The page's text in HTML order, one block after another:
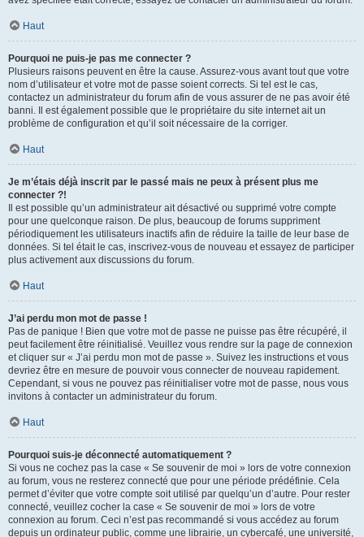
Haut
Pourquoi ne puis-je pas me connecter ?
Plusieurs raisons peuvent en être la cause. Assurez-vous avant tout que votre
nom d’utilisateur et votre mot de passe soient corrects. Si tel est le cas,
contactez un administrateur du forum afin de vous assurer de ne pas avoir été
banni. Il est également possible que le propriétaire du site internet ait un
problème de configuration et qu’il soit nécessaire de la corriger.
Haut
Je m’étais déjà inscrit par le passé mais ne peux à présent plus me
connecter ?!
Il est possible qu’un administrateur ait désactivé ou supprimé votre compte
pour une quelconque raison. De plus, beaucoup de forums suppriment
périodiquement les utilisateurs inactifs afin de réduire la taille de leur base de
données. Si tel était le cas, inscrivez-vous de nouveau et essayez de participer
plus activement aux discussions du forum.
Haut
J’ai perdu mon mot de passe !
Pas de panique ! Bien que votre mot de passe ne puisse pas être récupéré, il
peut facilement être réinitialisé. Veuillez vous rendre sur la page de connexion
et cliquer sur « J’ai perdu mon mot de passe ». Suivez les instructions et vous
devriez être en mesure de pouvoir vous connecter de nouveau rapidement.
Cependant, si vous ne pouvez pas réinitialiser votre mot de passe, nous vous
invitons à contacter un administrateur du forum.
Haut
Pourquoi suis-je déconnecté automatiquement ?
Si vous ne cochez pas la case « Se souvenir de moi » lors de votre connexion
au forum, vous ne resterez connecté que pour une période prédéfinie. Cela
permet d’éviter que votre compte soit utilisé par quelqu’un d’autre. Pour rester
connecté, veuillez cocher la case « Se souvenir de moi » lors de votre
connexion au forum. Ceci n’est pas recommandé si vous accédez au forum
depuis un ordinateur public, comme une librairie, un cybercafé, une université,